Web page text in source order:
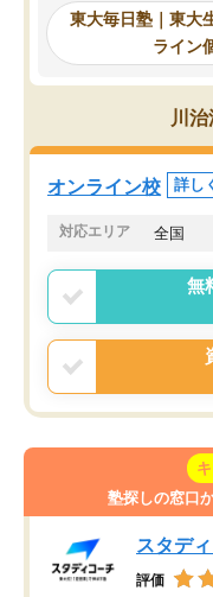
東大毎日塾にたどり
の長期計画や日々の
いて客観的なアドバ
ので、自信をもって
ことができました。
のやり方や進捗管理
には特におすすめし
東大毎日塾｜東大
ライン
川
オンライン校 詳し
対応エリア 全国
無
塾探しの窓口
スタデ
評価